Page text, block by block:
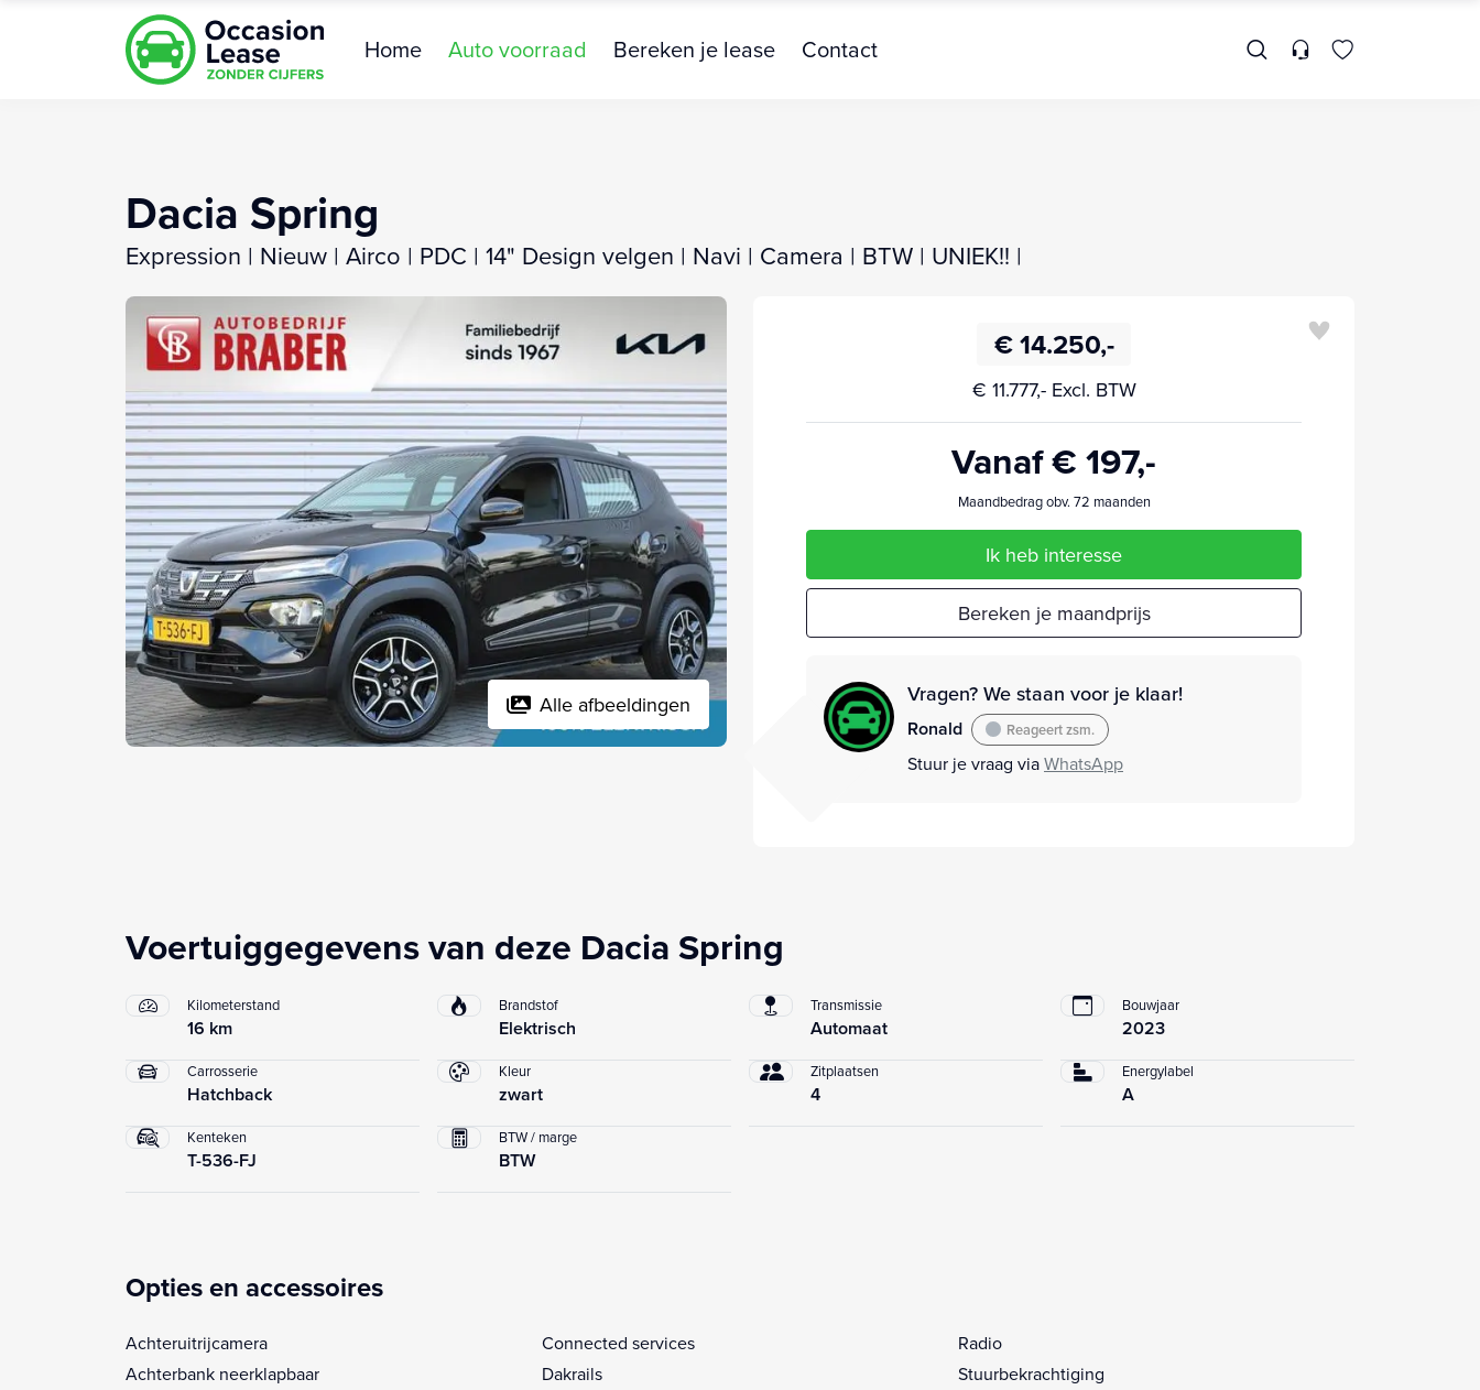
Home Auto voorraad Bereken je lease Contact
Dacia Spring
Expression | Nieuw | Airco | PDC | 14" Design velgen | Navi | Camera | BTW | UNIEK!! |
Alle afbeeldingen
€ 14.250,-
€ 11.777,- Excl. BTW
Vanaf € 197,-
Maandbedrag obv. 72 maanden
Ik heb interesse
Bereken je maandprijs
Vragen? We staan voor je klaar!
Ronald Reageert zsm.
Stuur je vraag viaWhatsApp
Voertuiggegevens van deze Dacia Spring
Kilometerstand
16 km
Brandstof
Elektrisch
Transmissie
Automaat
Bouwjaar
2023
Carrosserie
Hatchback
Kleur
zwart
Zitplaatsen
4
Energylabel
A
Kenteken
T-536-FJ
BTW / marge
BTW
Opties en accessoires
Achteruitrijcamera
Achterbank neerklapbaar
Connected services
Dakrails
Radio
Stuurbekrachtiging